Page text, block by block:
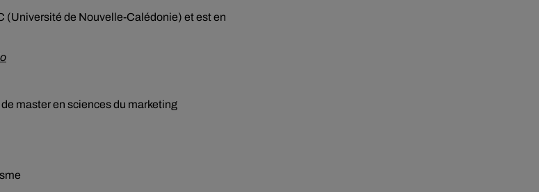
(Université de Nouvelle-Calédonie) et est en
master en sciences du marketing